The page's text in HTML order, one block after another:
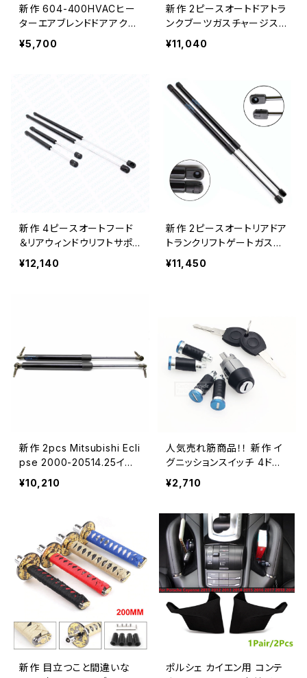
新作 604-400HVACヒー
ターエアブレンドドアアクチ
ュエータ2011-2018d Fiest
a 604400 BE8Z19E616B
¥5,700
新作 2ピースオートドアトラ
ンクブーツガスチャージスト
ラットスプリングダンパーリ
フトサポートダッジイントレ
83インチ
¥11,040
新作 4ピースオートフード
＆リアウィンドウリフトサポ
ートガススプリングストラッ
トダンパーチャージドアーム
¥12,140
新作 2ピースオートリアドア
トランクリフトゲートガスチ
ャージストラットリフトサポ
ート（トランク）luxgen SU​​
¥11,450
新作 2pcs Mitsubishi Ecli
pse 2000-20514.25イン
チテールゲートブーツガス
チャージスプリングリフトサ
ショックストラット
¥10,210
人気売れ筋商品！！ 新作 イ
グニッションスイッチ 4ドア
ロックバレル2キーセット 2
キーVWトランスポーターキ
M：701837205
¥2,710
新作 目立つこと間違いな
ポルシェ カイエン用 コンテ